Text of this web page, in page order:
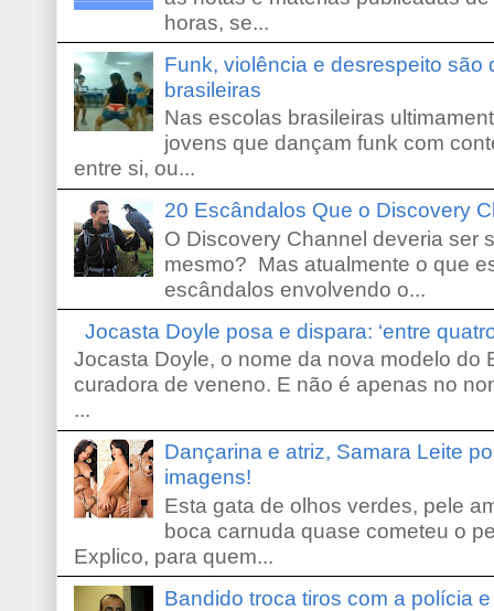
horas, se...
Funk, violência e desrespeito são
brasileiras
Nas escolas brasileiras
jovens que dançam funk com
entre si, ou...
20 Escândalos Que o Discovery
O Discovery Channel deveria ser
mesmo? Mas atualmente o que
escândalos envolvendo o...
Jocasta Doyle posa e dispara: ‘entre
Jocasta Doyle, o nome da nova modelo do
curadora de veneno. E não é apenas no
...
Dançarina e atriz, Samara Leite
imagens!
Esta gata de olhos verdes, pele
boca carnuda quase cometeu o
Explico, para quem...
Bandido troca tiros com a polícia